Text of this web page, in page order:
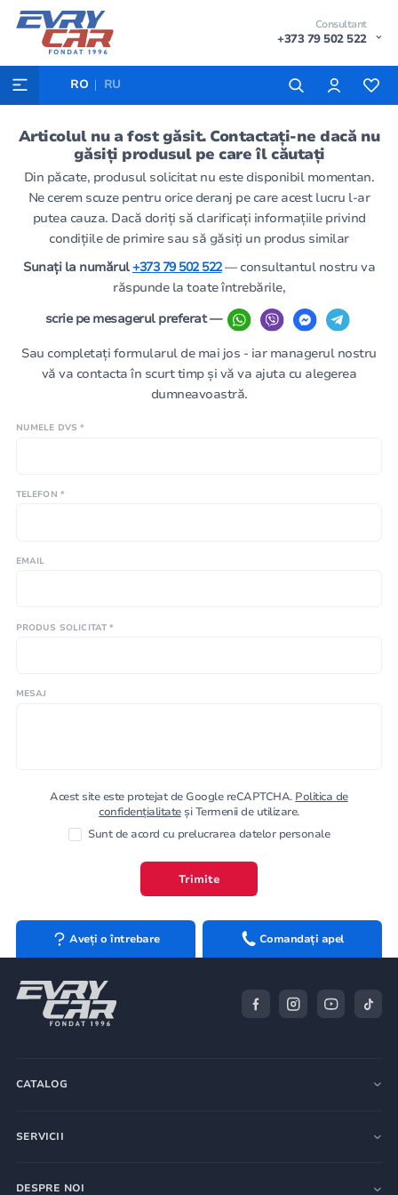
Consultant
+373 79 502 522
RO RU
Articolul nu a fost găsit. Contactați-ne dacă nu
găsiți produsul pe care îl căutați
Din păcate, produsul solicitat nu este disponibil momentan.
Ne cerem scuze pentru orice deranj pe care acest lucru l-ar
putea cauza. Dacă doriți să clarificați informațiile privind
condițiile de primire sau să găsiți un produs similar
Sunați la numărul+373 79 502 522— consultantul nostru va
răspunde la toate întrebările,
scrie pe mesagerul preferat —
Sau completați formularul de mai jos - iar managerul nostru
vă va contacta în scurt timp și vă va ajuta cu alegerea
dumneavoastră.
NUMELE DVS *
TELEFON *
EMAIL
PRODUS SOLICITAT *
MESAJ
Acest site este protejat de Google reCAPTCHA. Politica de
confidențialitateși Termenii de utilizare.
Sunt de acord cu prelucrarea datelor personale
Trimite
Aveți o întrebare Comandați apel
CATALOG
SERVICII
DESPRE NOI